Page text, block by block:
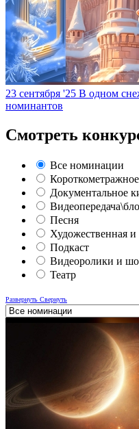
23 сентября '25 В одном
номинантов
Смотреть
Все номинации
Документальное
Песня
Художественная и
Подкаст
Видеоролики и
Театр
Развернуть Свернуть